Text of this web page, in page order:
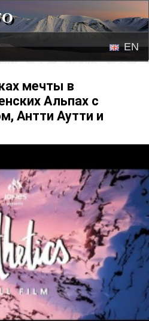
EN
мечты в
Альпах с
Антти Аутти и